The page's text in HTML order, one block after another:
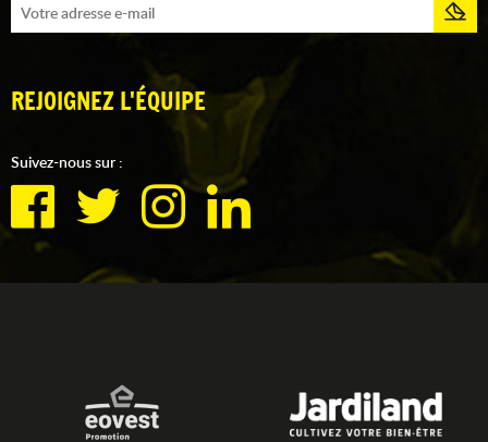
REJOIGNEZ L'ÉQUIPE
Suivez-nous sur :